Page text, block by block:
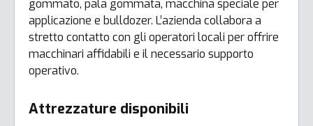
gommato, pala gommata, macchina speciale per
applicazione e bulldozer. L’azienda collabora a
stretto contatto con gli operatori locali per offrire
macchinari affidabili e il necessario supporto
operativo.
Attrezzature disponibili